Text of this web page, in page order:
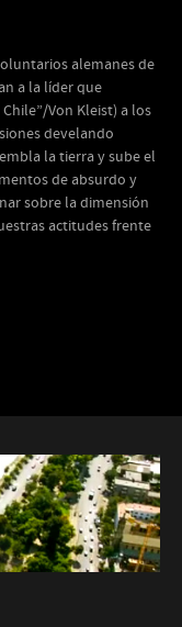
alemanes de
a la líder que
Von Kleist) a los
develando
la tierra y sube el
de absurdo y
sobre la dimensión
actitudes frente